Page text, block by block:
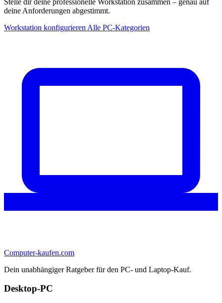
deine Anforderungen abgestimmt.
Workstation konfigurieren Alle PC-Kategorien
Computer-kaufen.com
Dein unabhängiger Ratgeber für den PC- und Laptop-Kauf.
Desktop-PC